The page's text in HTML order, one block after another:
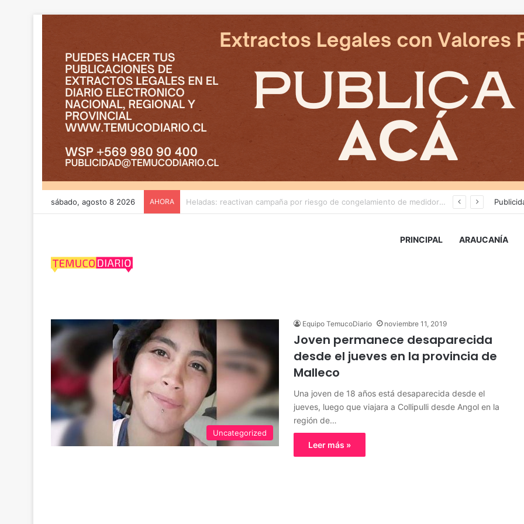
sábado, agosto 8 2026 AHORA Deportes Temuco termina relación contractual con Arturo Sanhueza tras derrota ante Copiapó
PRINCIPAL ARAUCANÍA
desaparecida
Uncategorized
Equipo TemucoDiario noviembre 11, 2019
Joven permanece desaparecida
desde el jueves en la provincia de
Malleco
Una joven de 18 años está desaparecida desde el
jueves, luego que viajara a Collipulli desde Angol en la
región de…
Leer más »